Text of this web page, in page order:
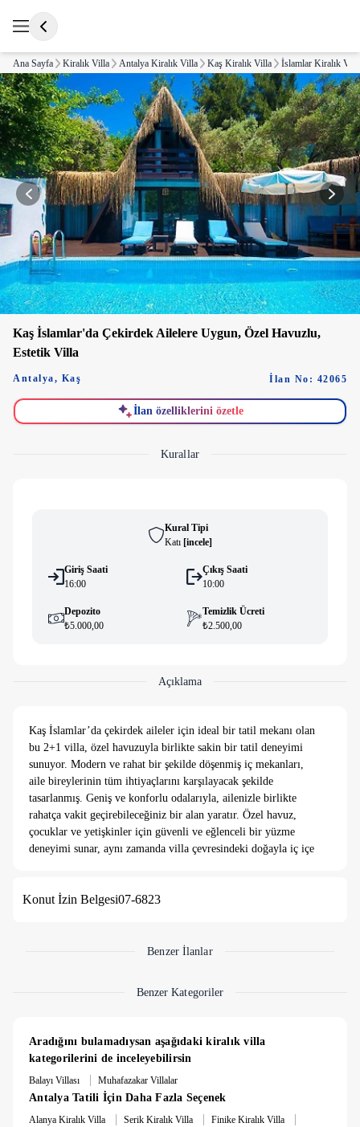
Ana Sayfa Kiralık Villa Antalya Kiralık Villa Kaş Kiralık Villa İslamlar Kiralık Villa
Kaş İslamlar'da Çekirdek Ailelere Uygun, Özel Havuzlu,
Estetik Villa
Antalya, Kaş İlan No: 42065
İlan özelliklerini özetle
Kurallar
Kural Tipi
Katı [i̇ncele]
Giriş Saati
16:00
Çıkış Saati
10:00
Depozito
₺5.000,00
Temizlik Ücreti
₺2.500,00
Açıklama
Kaş İslamlar’da çekirdek aileler için ideal bir tatil mekanı olan
bu 2+1 villa, özel havuzuyla birlikte sakin bir tatil deneyimi
sunuyor. Modern ve rahat bir şekilde döşenmiş iç mekanları,
aile bireylerinin tüm ihtiyaçlarını karşılayacak şekilde
tasarlanmış. Geniş ve konforlu odalarıyla, ailenizle birlikte
rahatça vakit geçirebileceğiniz bir alan yaratır. Özel havuz,
çocuklar ve yetişkinler için güvenli ve eğlenceli bir yüzme
deneyimi sunar, aynı zamanda villa çevresindeki doğayla iç içe
yeşil ortamında ailenizle keyifli anlar geçirebilmenizi sağlar.
Konut İzin Belgesi07-6823
Benzer İlanlar
Benzer Kategoriler
Aradığını bulamadıysan aşağıdaki kiralık villa
kategorilerini de inceleyebilirsin
Balayı Villası | Muhafazakar Villalar
Antalya Tatili İçin Daha Fazla Seçenek
Alanya Kiralık Villa | Serik Kiralık Villa | Finike Kiralık Villa |